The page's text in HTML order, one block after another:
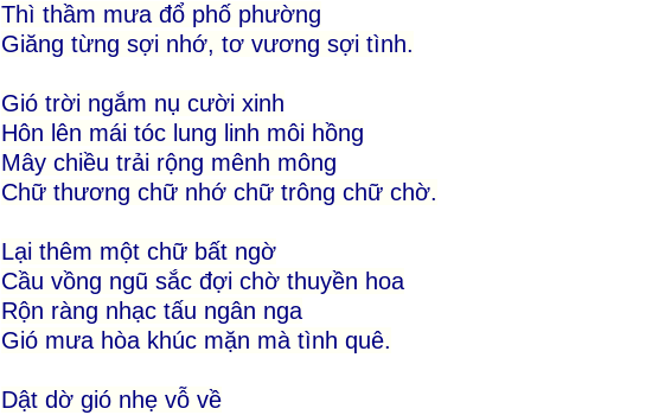
Thì thầm mưa đổ phố phường
Giăng từng sợi nhớ, tơ vương sợi tình.
Gió trời ngắm nụ cười xinh
Hôn lên mái tóc lung linh môi hồng
Mây chiều trải rộng mênh mông
Chữ thương chữ nhớ chữ trông chữ chờ.
Lại thêm một chữ bất ngờ
Cầu vồng ngũ sắc đợi chờ thuyền hoa
Rộn ràng nhạc tấu ngân nga
Gió mưa hòa khúc mặn mà tình quê.
Dật dờ gió nhẹ vỗ về